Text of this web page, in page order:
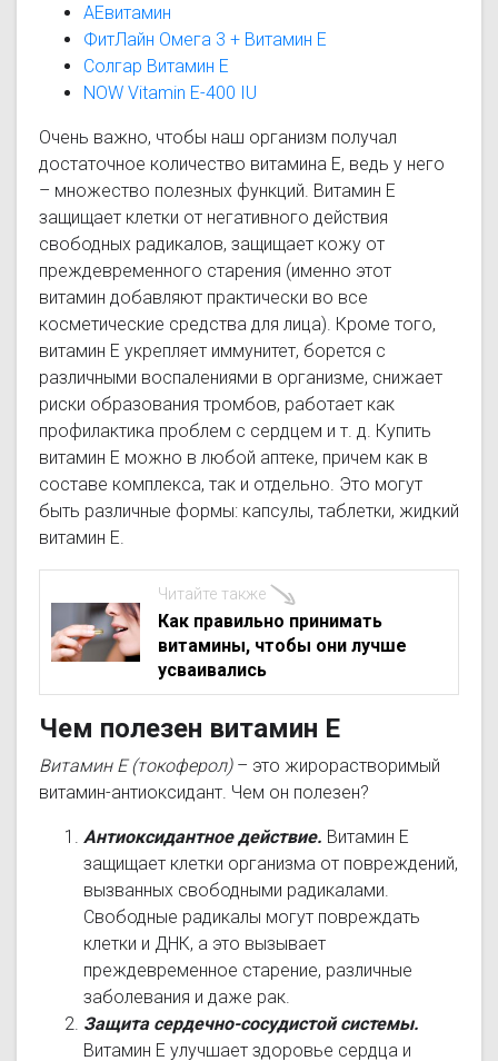
АЕвитамин
ФитЛайн Омега 3 + Витамин Е
Солгар Витамин Е
NOW Vitamin E-400 IU
Очень важно, чтобы наш организм получал
достаточное количество витамина Е, ведь у него
– множество полезных функций. Витамин Е
защищает клетки от негативного действия
свободных радикалов, защищает кожу от
преждевременного старения (именно этот
витамин добавляют практически во все
косметические средства для лица). Кроме того,
витамин Е укрепляет иммунитет, борется с
различными воспалениями в организме, снижает
риски образования тромбов, работает как
профилактика проблем с сердцем и т. д. Купить
витамин Е можно в любой аптеке, причем как в
составе комплекса, так и отдельно. Это могут
быть различные формы: капсулы, таблетки, жидкий
витамин Е.
Читайте также
Как правильно принимать
витамины, чтобы они лучше
усваивались
Чем полезен витамин Е
Витамин Е (токоферол)– это жирорастворимый
витамин-антиоксидант. Чем он полезен?
Антиоксидантное действие. Витамин Е
защищает клетки организма от повреждений,
вызванных свободными радикалами.
Свободные радикалы могут повреждать
клетки и ДНК, а это вызывает
преждевременное старение, различные
заболевания и даже рак.
Защита сердечно-сосудистой системы.
Витамин Е улучшает здоровье сердца и